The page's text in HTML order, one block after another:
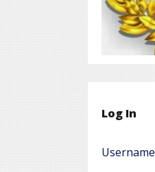
Log In
Username